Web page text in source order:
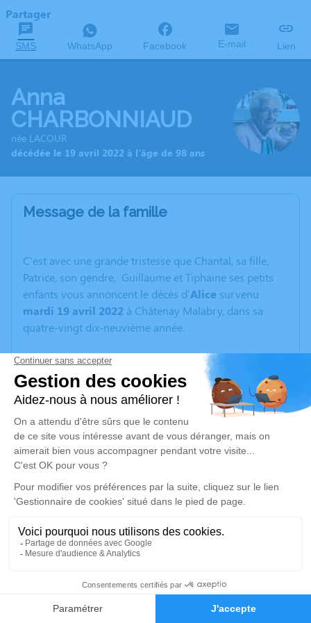
Faire-part Hommages
Partager
SMS WhatsApp Facebook E-mail Lien
Anna
CHARBONNIAUD
née LACOUR
décédée le 19 avril 2022 à l'âge de 98 ans
Message de la famille
C'est avec une grande tristesse que Chantal, sa fille,
Patrice, son gendre, Guillaume et Tiphaine ses petits
enfants vous annoncent le décès d'Alice survenu
mardi 19 avril 2022 à Châtenay Malabry, dans sa
quatre-vingt dix-neuvième année.
Si vous souhaitez rendre hommage à Alice vos
messages seront les bienvenus.
Si vous souhaitez offrir des fleurs l'inhumation étant en
Haute-Vienne, à Augne, son village natal,
vous avez la possibilité de vous rapprocher de la
société
et les contacter au :05 55 69 10 77/06 03 53 29
Un service de plantation d’arbre hommage est
Je rends hommage